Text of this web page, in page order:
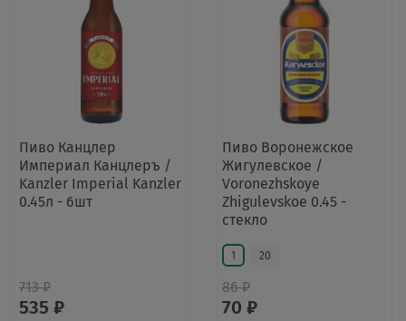
Пиво Канцлер
Империал Канцлеръ /
Kanzler Imperial Kanzler
0.45л - 6шт
713 ₽
535 ₽
Пиво Воронежское
Жигулевское /
Voronezhskoye
Zhigulevskoe 0.45 -
стекло
1 20
86 ₽
70 ₽